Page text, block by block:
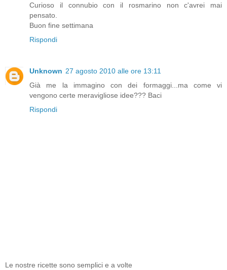
Curioso il connubio con il rosmarino non c'avrei mai
pensato.
Buon fine settimana
Rispondi
Unknown 27 agosto 2010 alle ore 13:11
Già me la immagino con dei formaggi...ma come vi
vengono certe meravigliose idee??? Baci
Rispondi
Le nostre ricette sono semplici e a volte